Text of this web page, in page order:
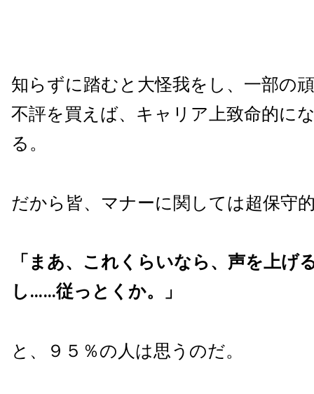
知らずに踏むと大怪我をし、一部の
不評を買えば、キャリア上致命的に
る。
だから皆、マナーに関しては超保守
「まあ、これくらいなら、声を上げ
し……従っとくか。」
と、９５％の人は思うのだ。